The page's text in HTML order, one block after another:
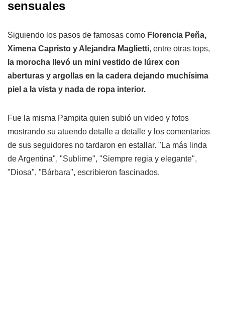
sensuales
Siguiendo los pasos de famosas como Florencia Peña,
Ximena Capristo y Alejandra Maglietti, entre otras tops,
la morocha llevó un mini vestido de lúrex con
aberturas y argollas en la cadera dejando muchísima
piel a la vista y nada de ropa interior.
Fue la misma Pampita quien subió un video y fotos
mostrando su atuendo detalle a detalle y los comentarios
de sus seguidores no tardaron en estallar. "La más linda
de Argentina", "Sublime", "Siempre regia y elegante",
"Diosa", "Bárbara", escribieron fascinados.